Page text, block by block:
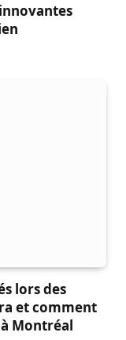
lors des
et comment
Montréal